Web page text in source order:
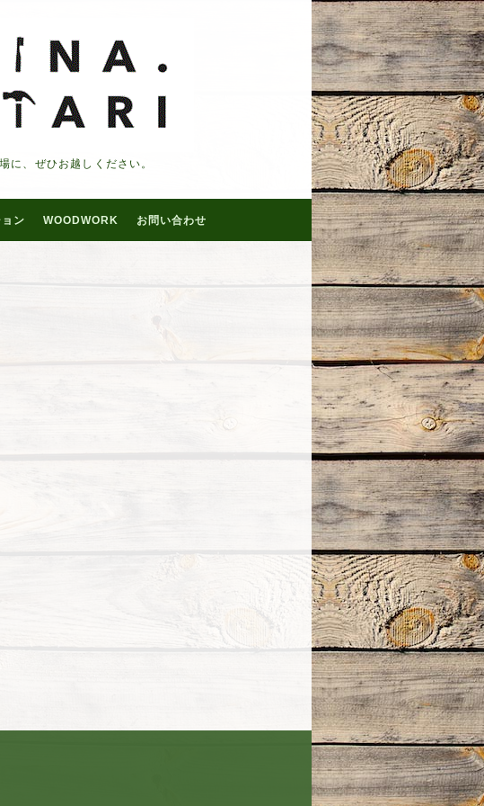
に、ぜひお越しください。
ン WOODWORK お問い合わせ